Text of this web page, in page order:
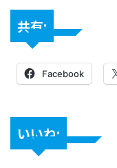
共有:
Facebook
いいね: